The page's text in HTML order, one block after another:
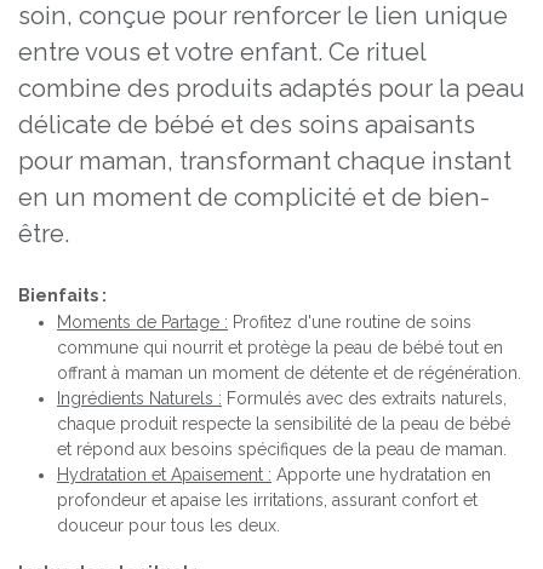
soin, conçue pour renforcer le lien unique
entre vous et votre enfant. Ce rituel
combine des produits adaptés pour la peau
délicate de bébé et des soins apaisants
pour maman, transformant chaque instant
en un moment de complicité et de bien-
être.
Bienfaits :
Moments de Partage : Profitez d'une routine de soins
commune qui nourrit et protège la peau de bébé tout en
offrant à maman un moment de détente et de régénération.
Ingrédients Naturels : Formulés avec des extraits naturels,
chaque produit respecte la sensibilité de la peau de bébé
et répond aux besoins spécifiques de la peau de maman.
Hydratation et Apaisement : Apporte une hydratation en
profondeur et apaise les irritations, assurant confort et
douceur pour tous les deux.